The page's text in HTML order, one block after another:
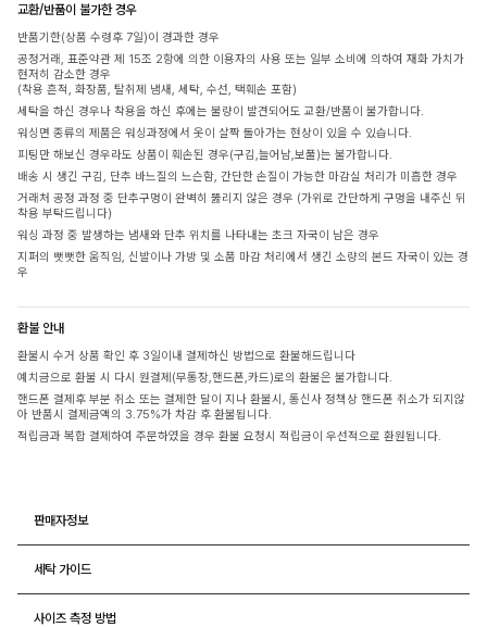
교환/반품이 불가한 경우
반품기한(상품 수령후 7일)이 경과한 경우
공정거래, 표준약관 제 15조 2항에 의한 이용자의 사용 또는 일부 소비에 의하여 재화 가치가
현저히 감소한 경우
(착용 흔적, 화장품, 탈취제 냄새, 세탁, 수선, 택훼손 포함)
세탁을 하신 경우나 착용을 하신 후에는 불량이 발견되어도 교환/반품이 불가합니다.
워싱면 종류의 제품은 워싱과정에서 옷이 살짝 돌아가는 현상이 있을 수 있습니다.
피팅만 해보신 경우라도 상품이 훼손된 경우(구김,늘어남,보풀)는 불가합니다.
배송 시 생긴 구김, 단추 바느질의 느슨함, 간단한 손질이 가능한 마감실 처리가 미흡한 경우
거래처 공정 과정 중 단추구멍이 완벽히 뚫리지 않은 경우 (가위로 간단하게 구멍을 내주신 뒤
착용 부탁드립니다)
워싱 과정 중 발생하는 냄새와 단추 위치를 나타내는 초크 자국이 남은 경우
지퍼의 뻣뻣한 움직임, 신발이나 가방 및 소품 마감 처리에서 생긴 소량의 본드 자국이 있는 경
우
환불 안내
환불시 수거 상품 확인 후 3일이내 결제하신 방법으로 환불해드립니다
예치금으로 환불 시 다시 원결제(무통장,핸드폰,카드)로의 환불은 불가합니다.
핸드폰 결제후 부분 취소 또는 결제한 달이 지나 환불시, 통신사 정책상 핸드폰 취소가 되지않
아 반품시 결제금액의 3.75%가 차감 후 환불됩니다.
적립금과 복합 결제하여 주문하였을 경우 환불 요청시 적립금이 우선적으로 환원됩니다.
판매자정보
세탁 가이드
사이즈 측정 방법